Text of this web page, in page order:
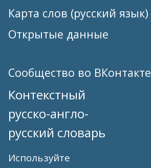
Карта слов (русский язык)
Открытые данные
Сообщество во ВКонтакте
Контекстный
русско-англо-
русский словарь
Используйте